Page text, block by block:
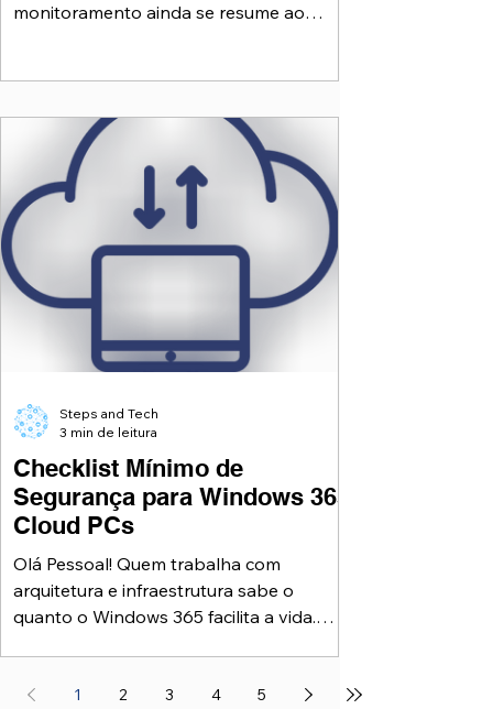
monitoramento ainda se resume ao
sobre a experiência real do usuário. Já
vimos inúmeros casos em que: CPU
estava em 20% Memória sobrando Disco
tranquilo …e mesmo assim o usuário
reclamava que “o sistema está
impraticável”. Em VDI, infraestrutura
saudável não garante experiência boa. É,
pode acredita
Checklist Mínimo de
Segurança para Windows 365
Cloud PCs
Olá Pessoal! Quem trabalha com
arquitetura e infraestrutura sabe o
quanto o Windows 365 facilita a vida.
tem um preço: se você não desenhar
Steps and Tech
3 min de leitura
1 2 3 4 5